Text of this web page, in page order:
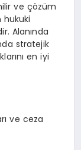
ve çözüm
hukuki
Alanında
stratejik
en iyi
ve ceza